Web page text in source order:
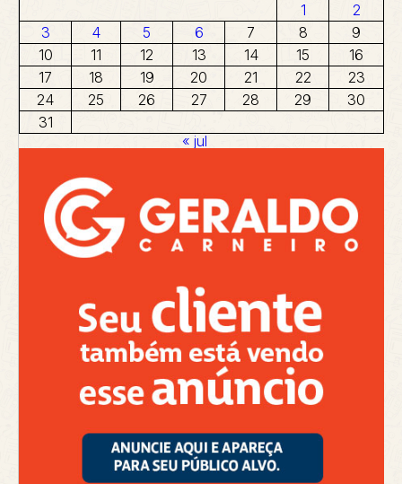
1
2
3
4 5 6 7 8
9
10
11 12 13 14 15
16
17
18 19 20 21 22
23
24
25 26 27 28 29
30
31
« jul